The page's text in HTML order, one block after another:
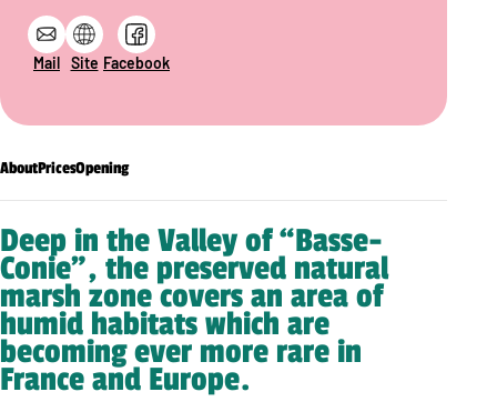
Mail Site Facebook
AboutPricesOpening
Deep in the Valley of “Basse-
Conie”, the preserved natural
marsh zone covers an area of
humid habitats which are
becoming ever more rare in
France and Europe.